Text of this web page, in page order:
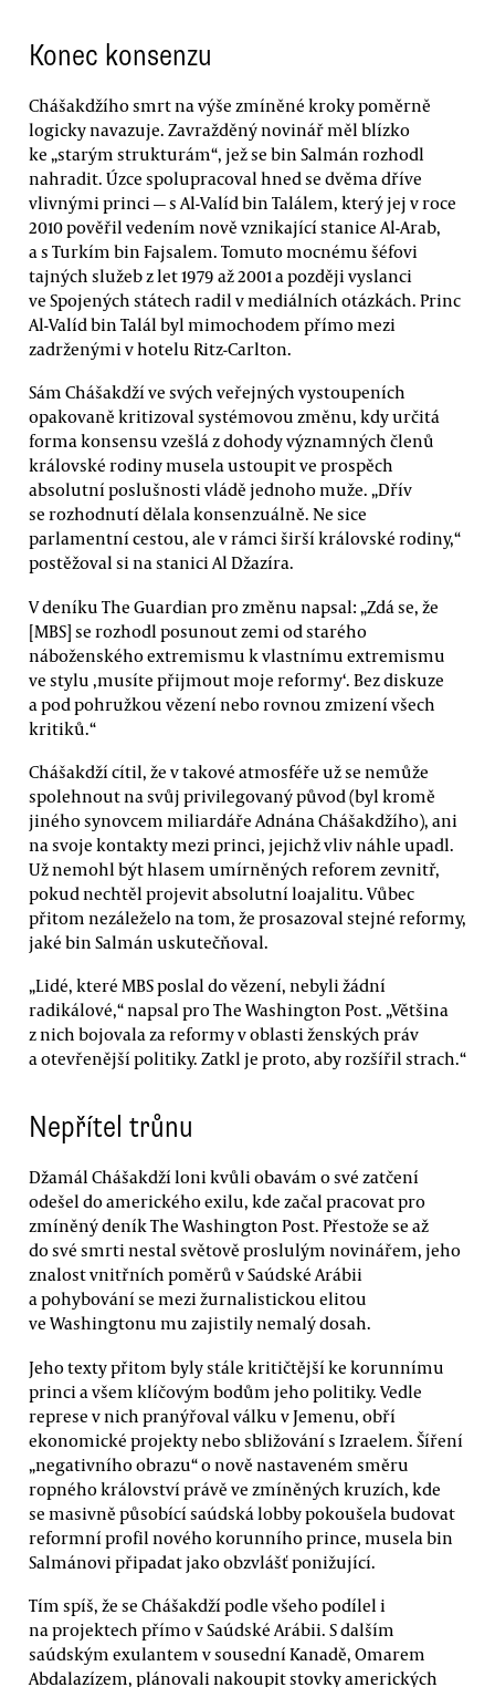
Konec konsenzu
Chášakdžího smrt na výše zmíněné kroky poměrně
logicky navazuje. Zavražděný novinář měl blízko
ke „starým strukturám“, jež se bin Salmán rozhodl
nahradit. Úzce spolupracoval hned se dvěma dříve
vlivnými princi — s Al-Valíd bin Találem, který jej v roce
2010 pověřil vedením nově vznikající stanice Al-Arab,
a s Turkím bin Fajsalem. Tomuto mocnému šéfovi
tajných služeb z let 1979 až 2001 a později vyslanci
ve Spojených státech radil v mediálních otázkách. Princ
Al-Valíd bin Talál byl mimochodem přímo mezi
zadrženými v hotelu Ritz-Carlton.
Sám Chášakdží ve svých veřejných vystoupeních
opakovaně kritizoval systémovou změnu, kdy určitá
forma konsensu vzešlá z dohody významných členů
královské rodiny musela ustoupit ve prospěch
absolutní poslušnosti vládě jednoho muže. „Dřív
se rozhodnutí dělala konsenzuálně. Ne sice
parlamentní cestou, ale v rámci širší královské rodiny,“
postěžoval si na stanici Al Džazíra.
V deníku The Guardian pro změnu napsal: „Zdá se, že
[MBS] se rozhodl posunout zemi od starého
náboženského extremismu k vlastnímu extremismu
ve stylu ‚musíte přijmout moje reformy‘. Bez diskuze
a pod pohružkou vězení nebo rovnou zmizení všech
kritiků.“
Chášakdží cítil, že v takové atmosféře už se nemůže
spolehnout na svůj privilegovaný původ (byl kromě
jiného synovcem miliardáře Adnána Chášakdžího), ani
na svoje kontakty mezi princi, jejichž vliv náhle upadl.
Už nemohl být hlasem umírněných reforem zevnitř,
pokud nechtěl projevit absolutní loajalitu. Vůbec
přitom nezáleželo na tom, že prosazoval stejné reformy,
jaké bin Salmán uskutečňoval.
„Lidé, které MBS poslal do vězení, nebyli žádní
radikálové,“ napsal pro The Washington Post. „Většina
z nich bojovala za reformy v oblasti ženských práv
a otevřenější politiky. Zatkl je proto, aby rozšířil strach.“
Nepřítel trůnu
Džamál Chášakdží loni kvůli obavám o své zatčení
odešel do amerického exilu, kde začal pracovat pro
zmíněný deník The Washington Post. Přestože se až
do své smrti nestal světově proslulým novinářem, jeho
znalost vnitřních poměrů v Saúdské Arábii
a pohybování se mezi žurnalistickou elitou
ve Washingtonu mu zajistily nemalý dosah.
Jeho texty přitom byly stále kritičtější ke korunnímu
princi a všem klíčovým bodům jeho politiky. Vedle
represe v nich pranýřoval válku v Jemenu, obří
ekonomické projekty nebo sbližování s Izraelem. Šíření
„negativního obrazu“ o nově nastaveném směru
ropného království právě ve zmíněných kruzích, kde
se masivně působící saúdská lobby pokoušela budovat
reformní profil nového korunního prince, musela bin
Salmánovi připadat jako obzvlášť ponižující.
Tím spíš, že se Chášakdží podle všeho podílel i
na projektech přímo v Saúdské Arábii. S dalším
saúdským exulantem v sousední Kanadě, Omarem
Abdalazízem, plánovali nakoupit stovky amerických